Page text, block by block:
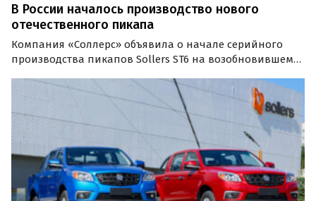
В России началось производство нового
отечественного пикапа
Компания «Соллерс» объявила о начале серийного
производства пикапов Sollers ST6 на возобновившем
серийные автомобили сошли с конвейера в
присутствии министр промышленности и торговли РФ
Денис Мантуров.